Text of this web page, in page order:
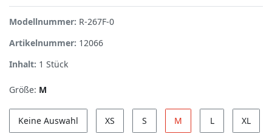
Modellnummer: R-267F-0
Artikelnummer: 12066
Inhalt: 1 Stück
Größe: M
Keine Auswahl XS S M L XL